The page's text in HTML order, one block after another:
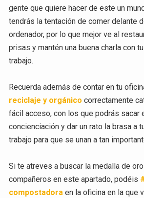
gente que quiere hacer de este un
tendrás la tentación de comer delante
ordenador, por lo que mejor ve al
prisas y mantén una buena charla con
trabajo.
Recuerda además de contar en tu
reciclaje y orgánico correctamente
fácil acceso, con los que podrás sacar
concienciación y dar un rato la brasa a
trabajo para que se unan a tan
Si te atreves a buscar la medalla de
compañeros en este apartado, podéis
compostadora en la oficina en la que